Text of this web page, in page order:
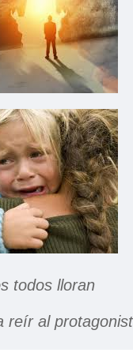
todos lloran
reír al